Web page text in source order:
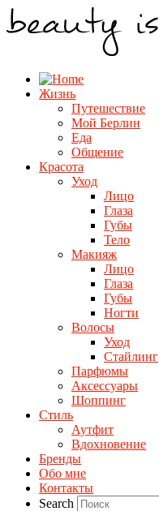
Жизнь
Путешествие
Мой Берлин
Еда
Общение
Красота
Уход
Лицо
Глаза
Губы
Тело
Макияж
Лицо
Глаза
Губы
Ногти
Волосы
Уход
Стайлинг
Парфюмы
Аксессуары
Шоппинг
Стиль
Аутфит
Вдохновение
Бренды
Обо мне
Контакты
Search